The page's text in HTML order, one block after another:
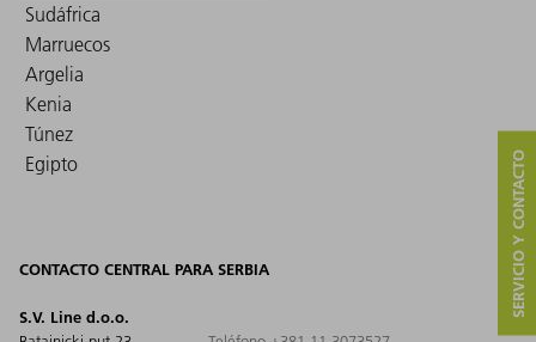
Sudáfrica
Marruecos
Argelia
Kenia
Túnez
Egipto
CONTACTO CENTRAL PARA SERBIA
S.V. Line d.o.o.
SERVICIO Y CONTACTO